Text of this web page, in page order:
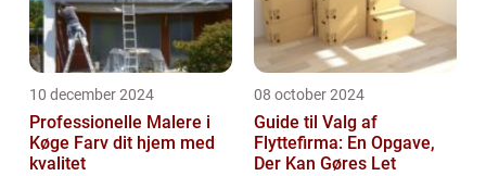
10 december 2024
Professionelle Malere i
Køge Farv dit hjem med
kvalitet
08 october 2024
Guide til Valg af
Flyttefirma: En Opgave,
Der Kan Gøres Let